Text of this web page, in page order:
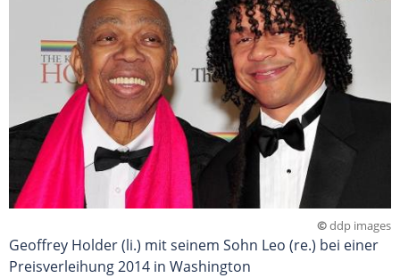
©ddp images
Geoffrey Holder (li.) mit seinem Sohn Leo (re.) bei einer
Preisverleihung 2014 in Washington